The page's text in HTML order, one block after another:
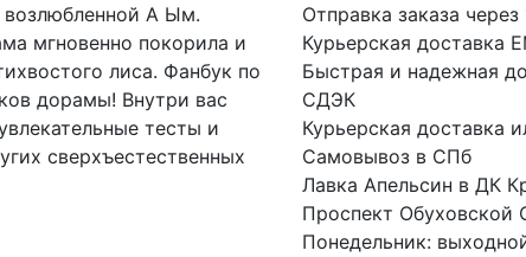
возлюбленной А Ым.
мгновенно покорила и
лиса. Фанбук по
дорамы! Внутри вас
тесты и
сверхъестественных
Отправка заказа
Курьерская доставка
Быстрая и надежная
СДЭК
Курьерская доставка
Самовывоз в СПб
Лавка Апельсин в ДК
Проспект
Понедельник: